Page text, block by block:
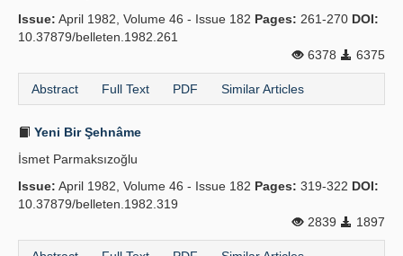
Issue: April 1982, Volume 46 - Issue 182 Pages: 261-270 DOI:
10.37879/belleten.1982.261
6378
6375
Abstract Full Text PDF Similar Articles
Yeni Bir Şehnâme
İsmet Parmaksızoğlu
Issue: April 1982, Volume 46 - Issue 182 Pages: 319-322 DOI:
10.37879/belleten.1982.319
2839
1897